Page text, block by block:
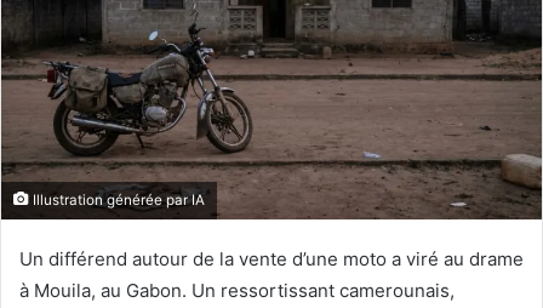
Illustration générée par IA
Un différend autour de la vente d’une moto a viré au drame
à Mouila, au Gabon. Un ressortissant camerounais,